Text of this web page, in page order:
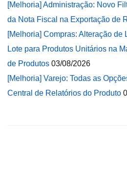
[Melhoria] Administração: Novo
da Nota Fiscal na Exportação de
[Melhoria] Compras: Alteração de
Lote para Produtos Unitários na
de Produtos 03/08/2026
[Melhoria] Varejo: Todas as
Central de Relatórios do Produto